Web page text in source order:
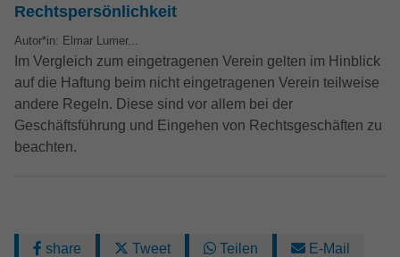
Rechtspersönlichkeit
Autor*in: Elmar Lumer...
Im Vergleich zum eingetragenen Verein gelten im Hinblick
auf die Haftung beim nicht eingetragenen Verein teilweise
andere Regeln. Diese sind vor allem bei der
Geschäftsführung und Eingehen von Rechtsgeschäften zu
beachten.
share Tweet Teilen
E-Mail